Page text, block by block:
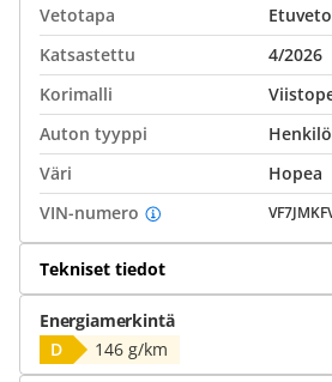
Vetotapa
Etuveto
Katsastettu
4/2026
Korimalli
Auton tyyppi
Väri
Hopea
VIN-numero
Tekniset tiedot
Energiamerkintä
D
146 g/km